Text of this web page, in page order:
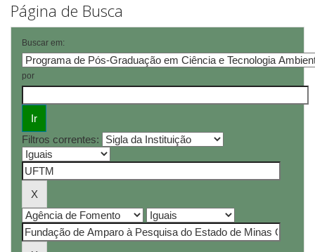
Página de Busca
Buscar em:
por
Filtros correntes: